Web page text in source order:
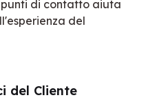
di contatto aiuta
del
del Cliente